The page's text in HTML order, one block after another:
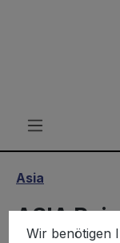
Asia
ASIA
Wir benötigen